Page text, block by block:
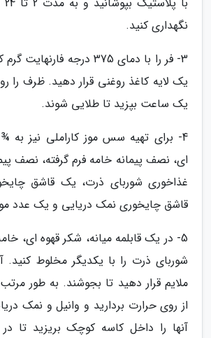
نگهداری کنید.
3- فر را با دمای 375 درجه
یک لایه کاغذ روغنی قرار دهید. ظرف را
یک ساعت بپزید تا طلایی شوند.
4- برای تهیه سس موز کاراملی نیز به
ای، نصف پیمانه خامه فرم گرفته، نصف
غذاخوری شوربای ذرت، یک قاشق
قاشق چایخوری نمک دریایی و یک عدد
5- در یک قابلمه میانه، شکر قهوه ای،
شوربای ذرت را با یکدیگر مخلوط کنید.
ملایم قرار دهید تا بجوشند. به طور
از روی حرارت بردارید و وانیل و نمک
آنها را داخل کاسه کوچک بریزید تا